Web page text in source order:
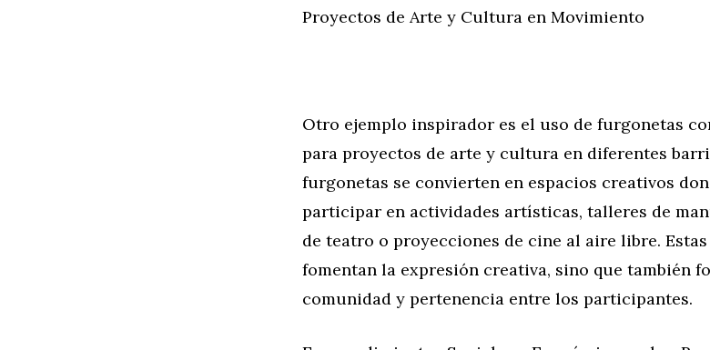
Proyectos de Arte y Cultura en Movimiento
Otro ejemplo inspirador es el uso de furgonetas
para proyectos de arte y cultura en diferentes
furgonetas se convierten en espacios creativos
participar en actividades artísticas, talleres de
de teatro o proyecciones de cine al aire libre.
fomentan la expresión creativa, sino que también
comunidad y pertenencia entre los participantes.